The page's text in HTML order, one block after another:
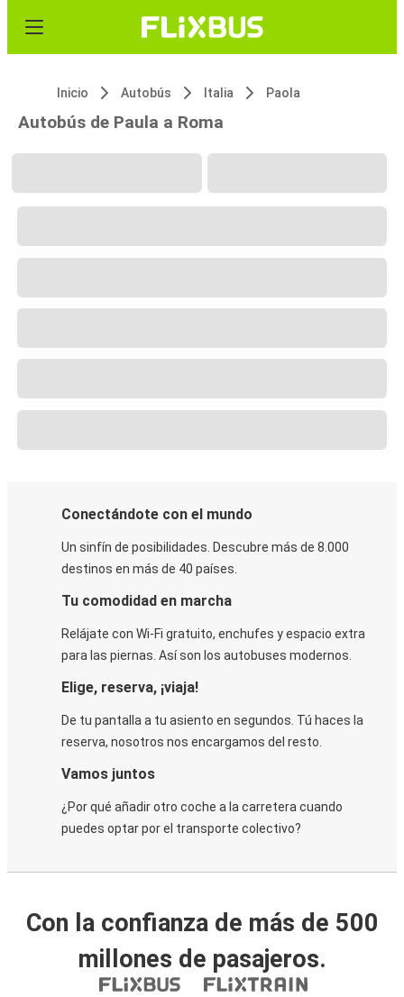
Inicio Autobús Italia Paola
Autobús de Paula a Roma
Conectándote con el mundo
Un sinfín de posibilidades. Descubre más de 8.000
destinos en más de 40 países.
Tu comodidad en marcha
Relájate con Wi-Fi gratuito, enchufes y espacio extra
para las piernas. Así son los autobuses modernos.
Elige, reserva, ¡viaja!
De tu pantalla a tu asiento en segundos. Tú haces la
reserva, nosotros nos encargamos del resto.
Vamos juntos
¿Por qué añadir otro coche a la carretera cuando
puedes optar por el transporte colectivo?
Con la confianza de más de 500
millones de pasajeros.